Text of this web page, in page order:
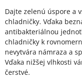
Dajte zelenú úspore a
chladničky. Vďaka
antibakteriálnou
chladničky k
nevytvára námraza a
Vďaka nižšej vlhkosti
čerstvé.